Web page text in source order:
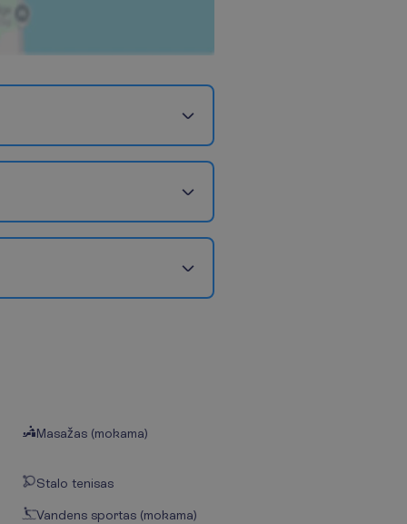
Masažas (mokama)
Stalo tenisas
Vandens sportas (mokama)